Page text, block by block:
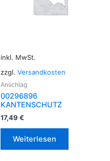
inkl. MwSt.
zzgl. Versandkosten
Anschlag
00296896
KANTENSCHUTZ
17,49 €
Weiterlesen